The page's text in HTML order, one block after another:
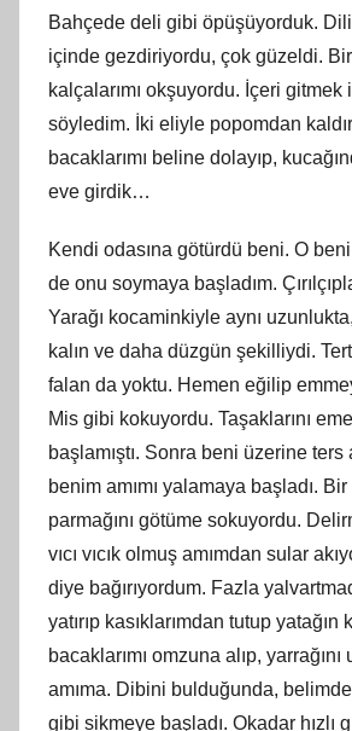
Bahçede deli gibi öpüşüyorduk.
içinde gezdiriyordu, çok güzeldi.
kalçalarımı okşuyordu. İçeri gitmek
söyledim. İki eliyle popomdan
bacaklarımı beline dolayıp,
eve girdik…
Kendi odasına götürdü beni. O
de onu soymaya başladım.
Yarağı kocaminkiyle aynı
kalın ve daha düzgün şekilliydi.
falan da yoktu. Hemen eğilip
Mis gibi kokuyordu. Taşaklarını
başlamıştı. Sonra beni üzerine ters
benim amımı yalamaya başladı.
parmağını götüme sokuyordu.
vıcı vıcık olmuş amımdan sular
diye bağırıyordum. Fazla
yatırıp kasıklarımdan tutup yatağın
bacaklarımı omzuna alıp, yarrağını
amıma. Dibini bulduğunda,
gibi sikmeye başladı. Okadar hızlı